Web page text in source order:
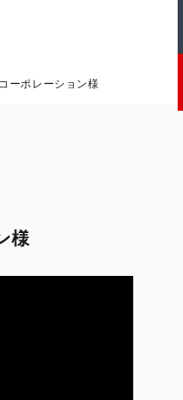
ーポレーション様
様